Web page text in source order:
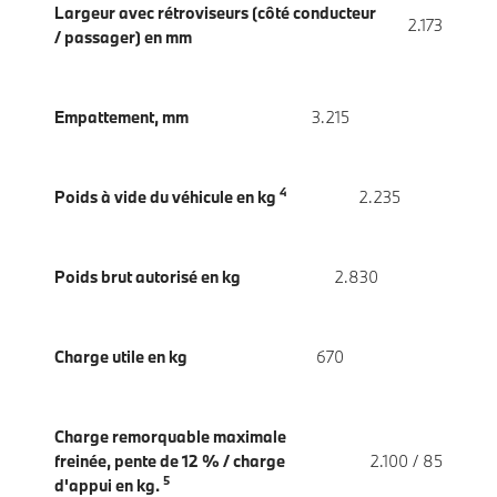
Largeur avec rétroviseurs (côté conducteur
/ passager) en mm
2.173
Empattement, mm 3.215
Poids à vide du véhicule en kg 4 2.235
Poids brut autorisé en kg 2.830
Charge utile en kg 670
Charge remorquable maximale
freinée, pente de 12 % / charge
d'appui en kg. 5
2.100 / 85